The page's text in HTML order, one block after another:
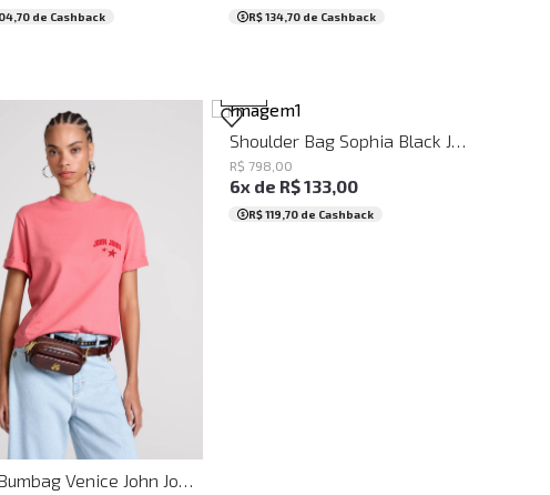
de Cashback R$ 134,70 de Cashback
UN
R$ 798 00
6x de R$133,00
R$ 119,70 de Cashback